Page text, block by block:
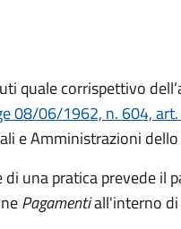
quale corrispettivo
08/06/1962, n. 604,
e Amministrazioni
di una pratica prevede il
Pagamentiall'interno